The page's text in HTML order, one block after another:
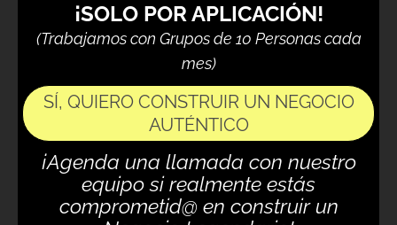
¡SOLO POR APLICACIÓN!
(Trabajamos con Grupos de 10 Personas cada
mes)
SÍ, QUIERO CONSTRUIR UN NEGOCIO
AUTÉNTICO
¡Agenda una llamada con nuestro
equipo si realmente estás
comprometid@ en construir un